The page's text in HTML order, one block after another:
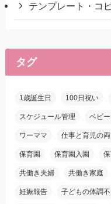
テンプレート・コ
タグ
1歳誕生日 100日祝い
スケジュール管理 ベビ
ワーママ 仕事と育児の
保育園 保育園入園
共働き夫婦 共働き家庭
妊娠報告 子どもの体調不